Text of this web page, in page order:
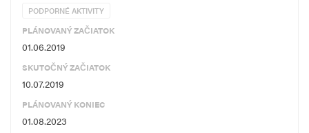
PODPORNÉ AKTIVITY
PLÁNOVANÝ ZAČIATOK
01.06.2019
SKUTOČNÝ ZAČIATOK
10.07.2019
PLÁNOVANÝ KONIEC
01.08.2023